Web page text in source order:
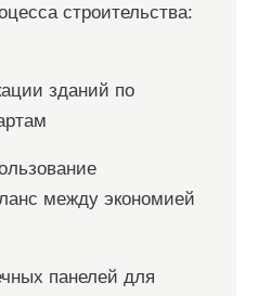
строительства:
зданий по
между экономией
панелей для